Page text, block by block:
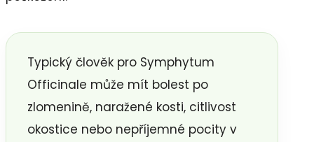
Typický člověk pro Symphytum
Officinale může mít bolest po
zlomenině, naražené kosti, citlivost
okostice nebo nepříjemné pocity v